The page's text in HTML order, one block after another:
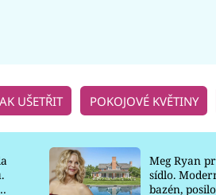
UŠETŘIT POKOJOVÉ KVĚTINY
Meg Ryan
sídlo.
bazén,